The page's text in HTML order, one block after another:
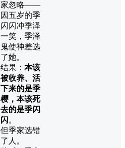
家忽略——
因五岁的季
闪闪冲季泽
一笑，季泽
鬼使神差选
了她。
结果： 本该
被收养、活
下来的是季
樱，本该死
去的是季闪
闪 。
但季家选错
了人。